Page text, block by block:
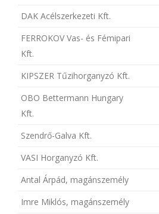
DAK Acélszerkezeti Kft.
FERROKOV Vas- és Fémipari
Kft.
KIPSZER Tűzihorganyzó Kft.
OBO Bettermann Hungary
Kft.
Szendrő-Galva Kft.
VASI Horganyzó Kft.
Antal Árpád, magánszemély
Imre Miklós, magánszemély